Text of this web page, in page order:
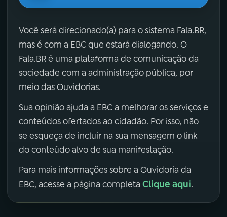
Você será direcionado(a) para o sistema Fala.BR,
mas é com a EBC que estará dialogando. O
Fala.BR é uma plataforma de comunicação da
sociedade com a administração pública, por
meio das Ouvidorias.
Sua opinião ajuda a EBC a melhorar os serviços e
conteúdos ofertados ao cidadão. Por isso, não
se esqueça de incluir na sua mensagem o link
do conteúdo alvo de sua manifestação.
Para mais informações sobre a Ouvidoria da
EBC, acesse a página completa Clique aqui.